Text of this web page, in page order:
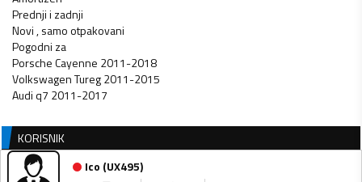
Prednji i zadnji
Novi , samo otpakovani
Pogodni za
Porsche Cayenne 2011-2018
Volkswagen Tureg 2011-2015
Audi q7 2011-2017
KORISNIK
Ico (UX495)